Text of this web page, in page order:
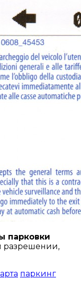
парковки
разрешении,
паркинг